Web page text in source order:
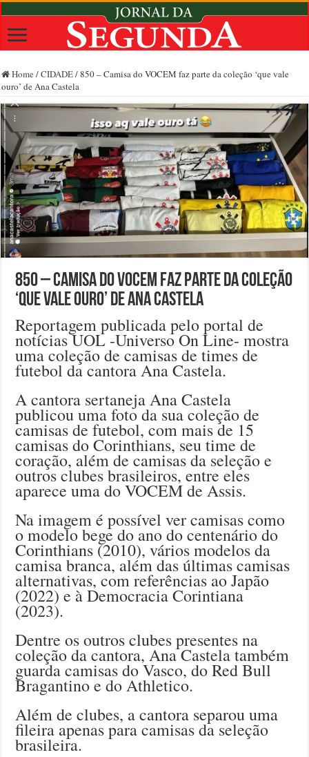
Home /CIDADE/850 – Camisa do VOCEM faz parte da coleção ‘que vale
ouro’ de Ana Castela
850 – Camisa do VOCEM faz parte da coleção
‘que vale ouro’ de Ana Castela
Reportagem publicada pelo portal de
notícias UOL -Universo On Line- mostra
uma coleção de camisas de times de
futebol da cantora Ana Castela.
A cantora sertaneja Ana Castela
publicou uma foto da sua coleção de
camisas de futebol, com mais de 15
camisas do Corinthians, seu time de
coração, além de camisas da seleção e
outros clubes brasileiros, entre eles
aparece uma do VOCEM de Assis.
Na imagem é possível ver camisas como
o modelo bege do ano do centenário do
Corinthians (2010), vários modelos da
camisa branca, além das últimas camisas
alternativas, com referências ao Japão
(2022) e à Democracia Corintiana
(2023).
Dentre os outros clubes presentes na
coleção da cantora, Ana Castela também
guarda camisas do Vasco, do Red Bull
Bragantino e do Athletico.
Além de clubes, a cantora separou uma
fileira apenas para camisas da seleção
brasileira.